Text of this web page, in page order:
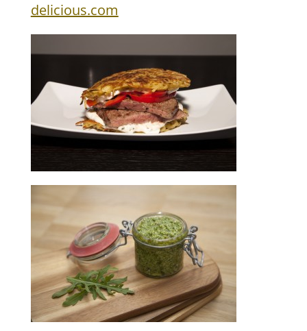
delicious.com